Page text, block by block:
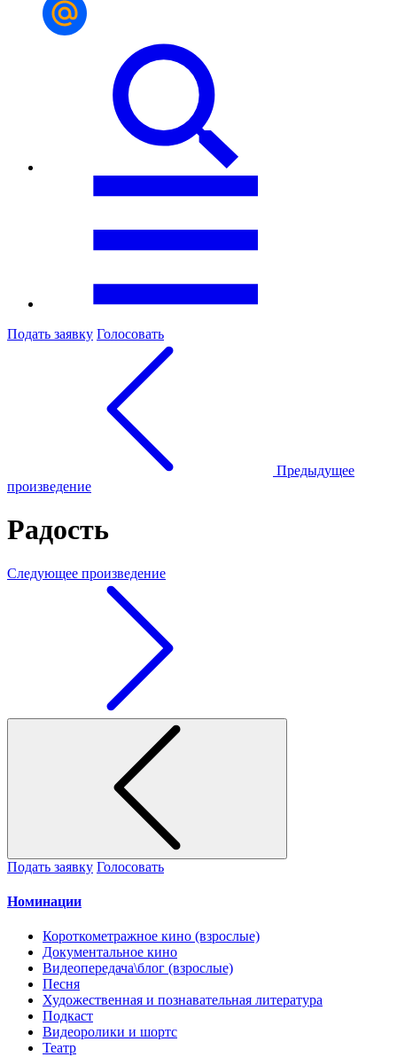
Подать заявку Голосовать
Предыдущее
произведение
Радость
Следующее произведение
Подать заявку Голосовать
Номинации
Короткометражное кино (взрослые)
Документальное кино
Видеопередача\блог (взрослые)
Песня
Художественная и познавательная литература
Подкаст
Видеоролики и шортс
Театр